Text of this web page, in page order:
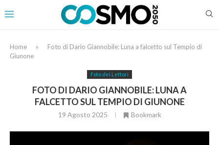
Home »
Foto di Dario Giannobile: Luna a falcetto sul Tempio di
Giunone
Foto dei Lettori
FOTO DI DARIO GIANNOBILE: LUNA A
FALCETTO SUL TEMPIO DI GIUNONE
19 Agosto 2025 Bookmark